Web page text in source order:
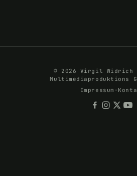
© 2026 Virgil Widrich
Multimediaproduktions
Impressum ·